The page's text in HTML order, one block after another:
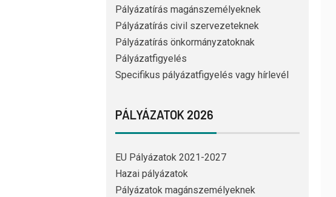
Pályázatírás magánszemélyeknek
Pályázatírás civil szervezeteknek
Pályázatírás önkormányzatoknak
Pályázatfigyelés
Specifikus pályázatfigyelés vagy hírlevél
PÁLYÁZATOK 2026
EU Pályázatok 2021-2027
Hazai pályázatok
Pályázatok magánszemélyeknek